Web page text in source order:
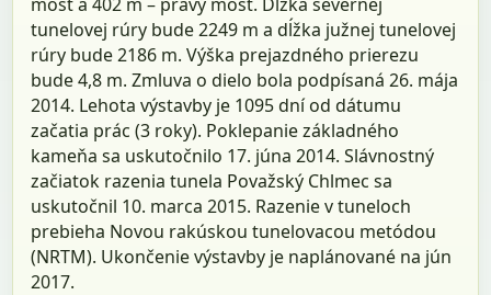
tunelovej rúry bude 2249 m a dĺžka južnej tunelovej
rúry bude 2186 m. Výška prejazdného prierezu
bude 4,8 m. Zmluva o dielo bola podpísaná 26. mája
2014. Lehota výstavby je 1095 dní od dátumu
začatia prác (3 roky). Poklepanie základného
kameňa sa uskutočnilo 17. júna 2014. Slávnostný
začiatok razenia tunela Považský Chlmec sa
uskutočnil 10. marca 2015. Razenie v tuneloch
prebieha Novou rakúskou tunelovacou metódou
(NRTM). Ukončenie výstavby je naplánované na jún
2017.